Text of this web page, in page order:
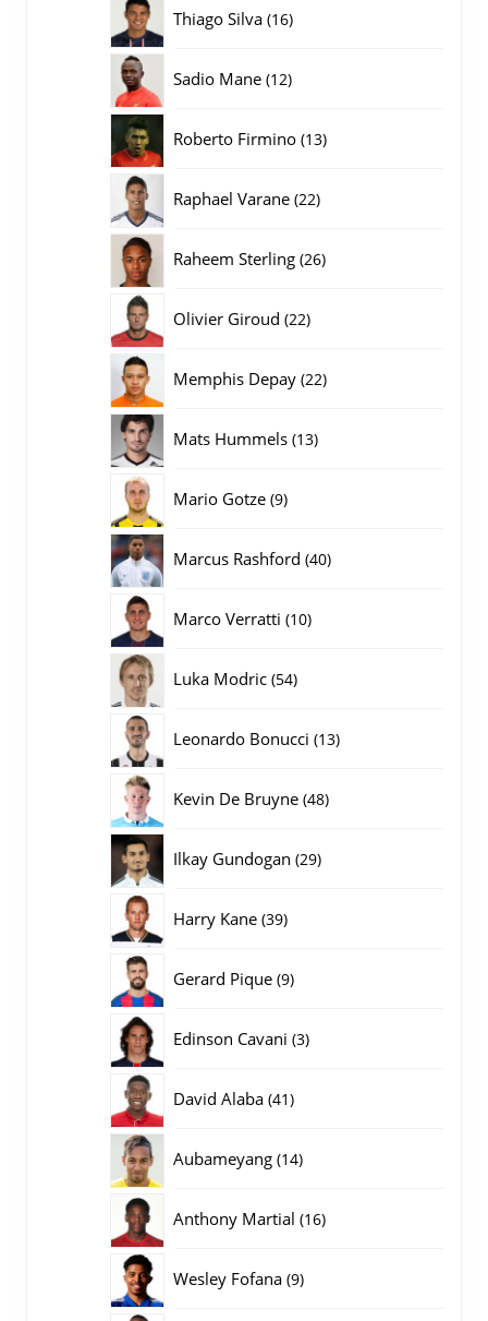
Thiago Silva 1616
Sadio Mane 1212
Roberto Firmino 1313
Raphael Varane 2222
Raheem Sterling 2626
Olivier Giroud 2222
Memphis Depay 2222
Mats Hummels 1313
Mario Gotze 99
Marcus Rashford 4040
Marco Verratti 1010
Luka Modric 5454
Leonardo Bonucci 1313
Kevin De Bruyne 4848
Ilkay Gundogan 2929
Harry Kane 3939
Gerard Pique 99
Edinson Cavani 33
David Alaba 4141
Aubameyang 1414
Anthony Martial 1616
Wesley Fofana 99